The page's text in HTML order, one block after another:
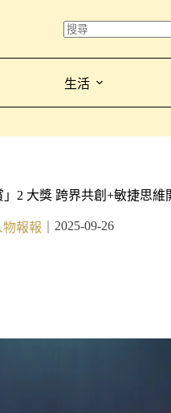
生活
2 大獎 跨界共創+敏捷思維
物報報 2025-09-26